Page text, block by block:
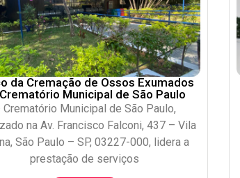
da Cremação de Ossos Exumados
Municipal de São Paulo
Crematório Municipal de São Paulo,
na Av. Francisco Falconi, 437 – Vila
São Paulo – SP, 03227-000, lidera a
prestação de serviços